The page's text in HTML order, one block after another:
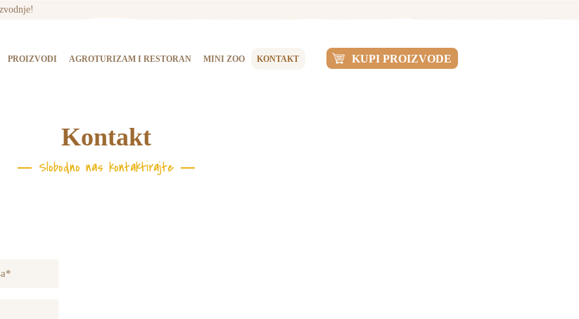
PROIZVODI AGROTURIZAM I RESTORAN MINI ZOO KONTAKT KUPI PROIZVODE
Slobodno nas kontaktirajte
Kontakt